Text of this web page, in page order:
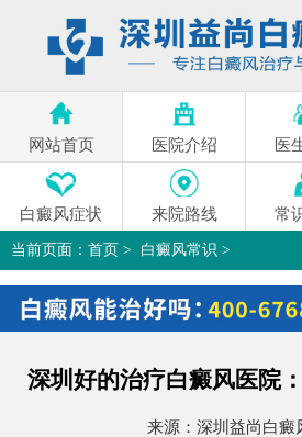
网站首页 医院介绍 医
白癜风症状 来院路线 常
当前页面： 首页 > 白癜风常识 >
深圳好的治疗白癜风医院：如何治疗白癜风
深圳好的治疗白癜风医院
来源： 深圳益尚白癜